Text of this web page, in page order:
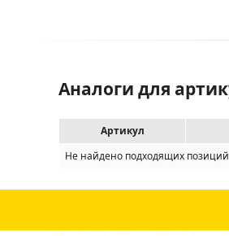
Аналоги для
Артикул
Не найдено подходящих позиций